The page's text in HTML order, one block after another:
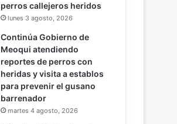
perros callejeros heridos
lunes 3 agosto, 2026
Continúa Gobierno de
Meoqui atendiendo
reportes de perros con
heridas y visita a establos
para prevenir el gusano
barrenador
martes 4 agosto, 2026